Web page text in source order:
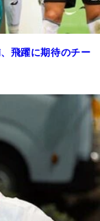
飛躍に期待のチー